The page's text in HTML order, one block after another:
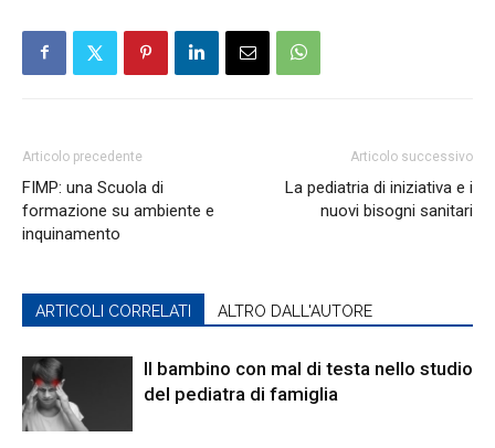
Articolo precedente
FIMP: una Scuola di
formazione su ambiente e
inquinamento
Articolo successivo
La pediatria di iniziativa e i
nuovi bisogni sanitari
ARTICOLI CORRELATI ALTRO DALL'AUTORE
Il bambino con mal di testa nello studio
del pediatra di famiglia